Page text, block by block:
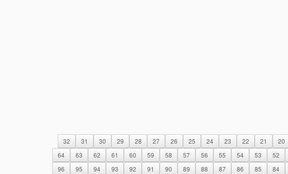
20
21
22
23
24
25
26
27
28
29
30
31
32
52
53
54
55
56
57
58
59
60
61
62
63
64
84
85
86
87
88
89
90
91
92
93
94
95
96